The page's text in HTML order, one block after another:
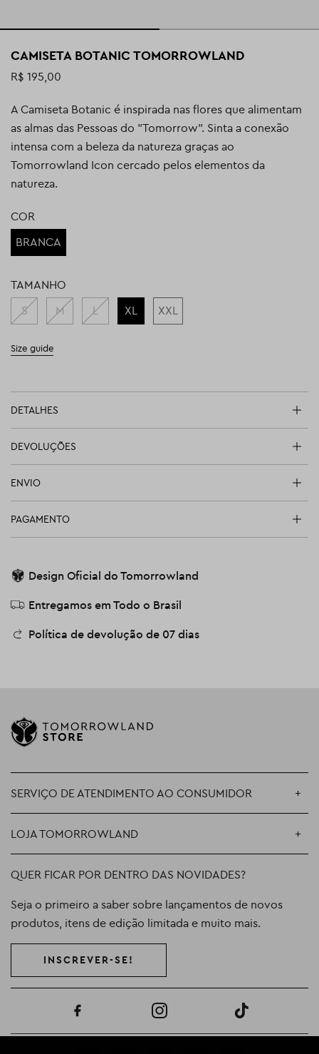
CAMISETA BOTANIC TOMORROWLAND
R$ 195,00
A Camiseta Botanic é inspirada nas flores que alimentam
as almas das Pessoas do "Tomorrow". Sinta a conexão
intensa com a beleza da natureza graças ao
Tomorrowland Icon cercado pelos elementos da
natureza.
TAMANHO
S
M L XL XXL
Size guide
COR
BRANCA
DETALHES
DEVOLUÇÕES
ENVIO
PAGAMENTO
Design Oficial do Tomorrowland
Entregamos em Todo o Brasil
Política de devolução de 07 dias
Facebook Instagram TikTok
SERVIÇO DE ATENDIMENTO AO CONSUMIDOR
LOJA TOMORROWLAND
QUER FICAR POR DENTRO DAS NOVIDADES?
Seja o primeiro a saber sobre lançamentos de novos
produtos, itens de edição limitada e muito mais.
INSCREVER-SE!